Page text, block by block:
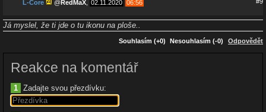
L-Core @RedMaX 02.11.2020 06:56
Já myslel, že ti jde o tu ikonu na ploše..
Souhlasím (+0) Nesouhlasím (-0) Odpovědět
Reakce na komentář
1 Zadajte svou přezdívku: